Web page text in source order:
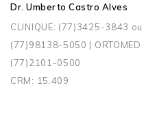
Dr. Umberto Castro Alves
CLINIQUE: (77)3425-3843 ou
(77)98138-5050 | ORTOMED
(77)2101-0500
CRM: 15.409